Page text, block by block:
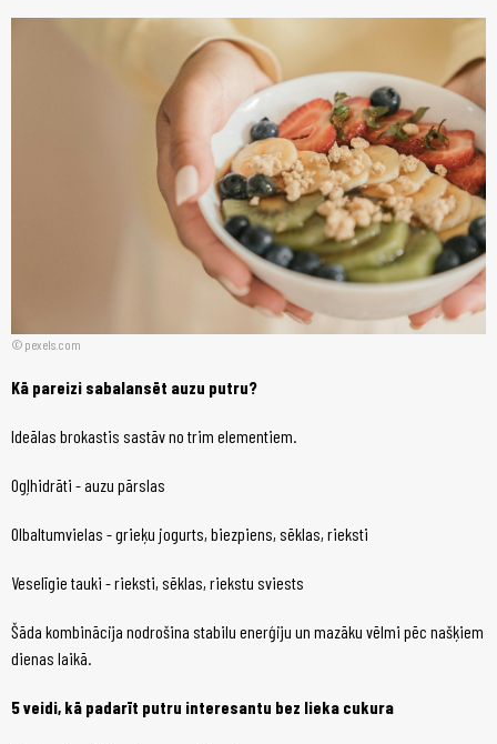
pexels.com
Kā pareizi sabalansēt auzu putru?
Ideālas brokastis sastāv no trim elementiem.
Ogļhidrāti - auzu pārslas
Olbaltumvielas - grieķu jogurts, biezpiens, sēklas, rieksti
Veselīgie tauki - rieksti, sēklas, riekstu sviests
Šāda kombinācija nodrošina stabilu enerģiju un mazāku vēlmi pēc našķiem
dienas laikā.
5 veidi, kā padarīt putru interesantu bez lieka cukura